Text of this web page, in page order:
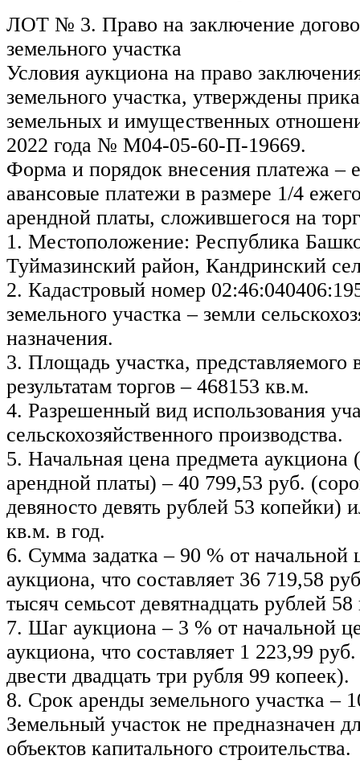
ЛОТ № 3. Право на заключение
земельного участка
Условия аукциона на право
земельного участка, утверждены
земельных и имущественных
2022 года № М04-05-60-П-19669.
Форма и порядок внесения платежа –
авансовые платежи в размере 1/4
арендной платы, сложившегося на
1. Местоположение: Республика
Туймазинский район, Кандринский
2. Кадастровый номер
земельного участка – земли
назначения.
3. Площадь участка, представляемого
результатам торгов – 468153 кв.м.
4. Разрешенный вид использования
сельскохозяйственного производства.
5. Начальная цена предмета аукциона
арендной платы) – 40 799,53 руб.
девяносто девять рублей 53 копейки)
кв.м. в год.
6. Сумма задатка – 90 % от начальной
аукциона, что составляет 36 719,58
тысяч семьсот девятнадцать рублей
7. Шаг аукциона – 3 % от начальной
аукциона, что составляет 1 223,99
двести двадцать три рубля 99 копеек).
8. Срок аренды земельного участка –
Земельный участок не предназначен
объектов капитального строительства.